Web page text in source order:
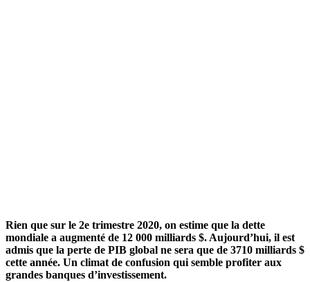
Rien que sur le 2e trimestre 2020, on estime que la dette
mondiale a augmenté de 12 000 milliards $. Aujourd’hui, il est
admis que la perte de PIB global ne sera que de 3710 milliards $
cette année. Un climat de confusion qui semble profiter aux
grandes banques d’investissement.